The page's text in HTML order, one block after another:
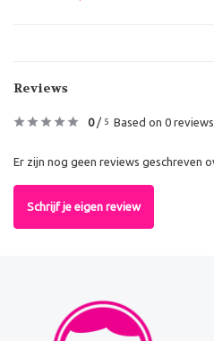
Reviews
0/ 5 Based on 0 reviews
Er zijn nog geen reviews geschreven
Schrijf je eigen review